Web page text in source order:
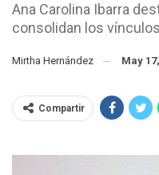
Ana Carolina Ibarra
consolidan los
Mirtha Hernández May
Compartir